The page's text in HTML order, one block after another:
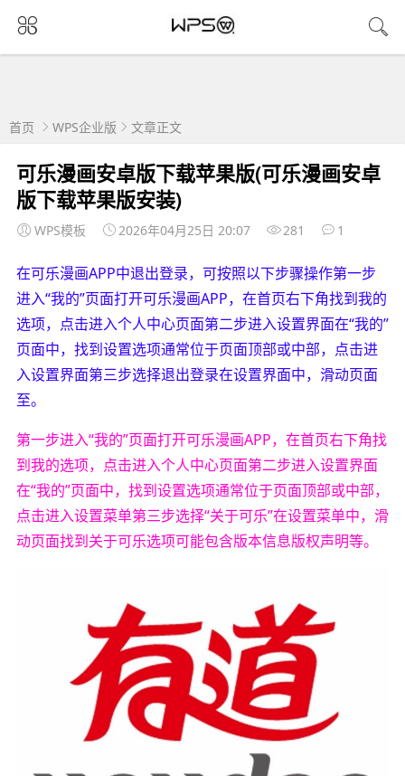
首页 WPS企业版 文章正文
可乐漫画安卓版下载苹果版(可乐漫画安卓
版下载苹果版安装)
WPS模板 2026年04月25日 20:07 281 1
在可乐漫画APP中退出登录，可按照以下步骤操作第一步
进入“我的”页面打开可乐漫画APP，在首页右下角找到我的
选项，点击进入个人中心页面第二步进入设置界面在“我的”
页面中，找到设置选项通常位于页面顶部或中部，点击进
入设置界面第三步选择退出登录在设置界面中，滑动页面
至。
第一步进入“我的”页面打开可乐漫画APP，在首页右下角找
到我的选项，点击进入个人中心页面第二步进入设置界面
在“我的”页面中，找到设置选项通常位于页面顶部或中部，
点击进入设置菜单第三步选择“关于可乐”在设置菜单中，滑
动页面找到关于可乐选项可能包含版本信息版权声明等。